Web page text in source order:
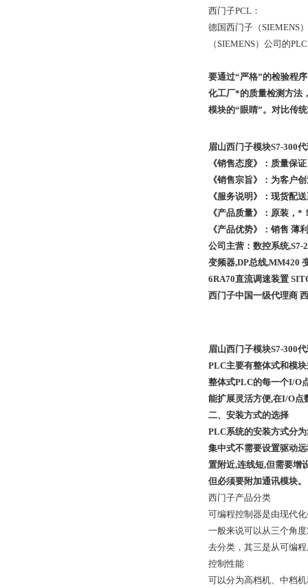
西门子PCL：
德国西门子（SIEMENS
（SIEMENS）公司的
要通过“严格”的检验程
化工厂*的质量检测方法
模块的“眼睛”。对比传
眉山西门子模块S7-300
《销售态度》：质量保
《销售宗旨》：为客户
《服务说明》：现货配
《产品质量》：原装，*
《产品优势》：销售 薄
公司主营：数控系统,S7-
变频器,DP总线,MM420
6RA70直流调速装置
西门子中国一级代理商
眉山西门子模块S7-300
PLC主要有整体式和模
整体式PLC的每一个I/O
能扩展灵活方便,在I/O点
二、安装方式的选择
PLC系统的安装方式分
集中式不需要设置驱动
置附近,连线短,但需要增
但必须要附加通讯模块。
西门子产品分类
可编程控制器是由现代
一般来说可以从三个角
去分类，其三是从可编
控制性能
可以分为高档机、中档